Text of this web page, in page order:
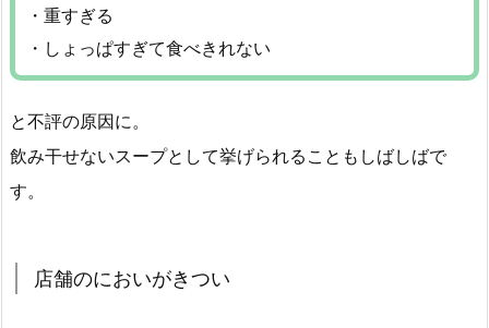
・重すぎる
・しょっぱすぎて食べきれない
と不評の原因に。
飲み干せないスープとして挙げられることもしばしばで
す。
店舗のにおいがきつい